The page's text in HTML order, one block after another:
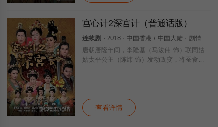
第36集完结
宫心计2深宫计（普通话版）
连续剧 · 2018 · 中国香港 / 中国大陆 · 剧情 爱情 古装 香港剧 港澳
唐朝唐隆年间，李隆基（马浚伟 饰）联同姑
姑太平公主（陈炜 饰）发动政变，将蚕食法
查看详情